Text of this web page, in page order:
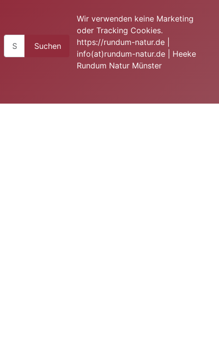
Suchen
Wir verwenden keine Marketing
oder Tracking Cookies.
https://rundum-natur.de |
info(at)rundum-natur.de | Heeke
Rundum Natur Münster